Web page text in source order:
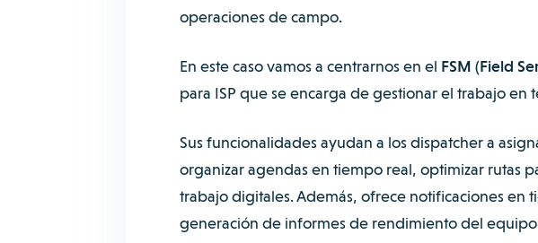
operaciones de campo.
En este caso vamos a centrarnos en el FSM (Field
para ISP que se encarga de gestionar el trabajo
Sus funcionalidades ayudan a los dispatcher a
organizar agendas en tiempo real, optimizar rutas
trabajo digitales. Además, ofrece notificaciones en
generación de informes de rendimiento del